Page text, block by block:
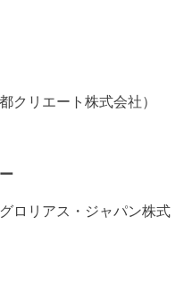
都クリエート株式会社）
ロリアス・ジャパン株式